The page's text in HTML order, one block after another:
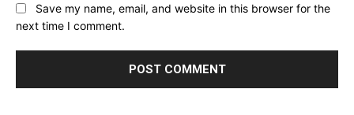
Save my name, email, and website in this browser for the
next time I comment.